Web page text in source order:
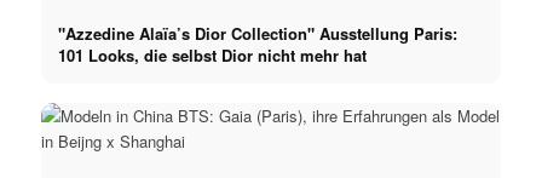
"Azzedine Alaïa’s Dior Collection" Ausstellung Paris:
101 Looks, die selbst Dior nicht mehr hat